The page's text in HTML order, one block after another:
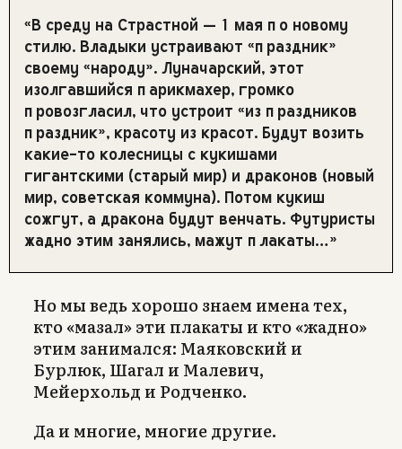
«В среду на Страстной — 1 мая по новому
стилю. Владыки устраивают «праздник»
своему «народу». Луначарский, этот
изолгавшийся парикмахер, громко
провозгласил, что устроит «из праздников
праздник», красоту из красот. Будут возить
какие-то колесницы с кукишами
гигантскими (старый мир) и драконов (новый
мир, советская коммуна). Потом кукиш
сожгут, а дракона будут венчать. Футуристы
жадно этим занялись, мажут плакаты…»
Но мы ведь хорошо знаем имена тех,
кто «мазал» эти плакаты и кто «жадно»
этим занимался: Маяковский и
Бурлюк, Шагал и Малевич,
Мейерхольд и Родченко.
Да и многие, многие другие.